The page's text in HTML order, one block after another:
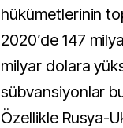
hükümetlerinin
2020’de 147
milyar dolara
sübvansiyonlar
Özellikle Rusya-